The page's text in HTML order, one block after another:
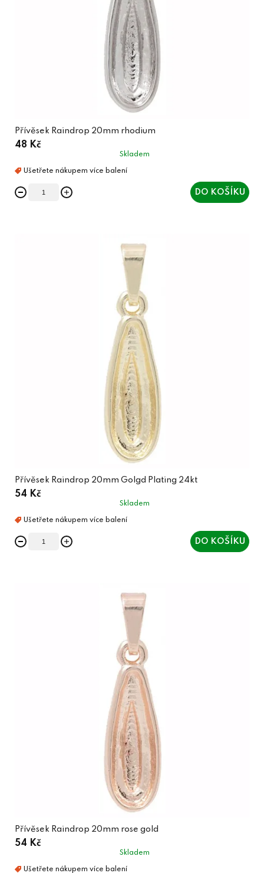
Přívěsek Raindrop 20mm rhodium
48 Kč
Skladem
DO KOŠÍKU
Přívěsek Raindrop 20mm Golgd Plating 24kt
54 Kč
Skladem
DO KOŠÍKU
Přívěsek Raindrop 20mm rose gold
54 Kč
Skladem